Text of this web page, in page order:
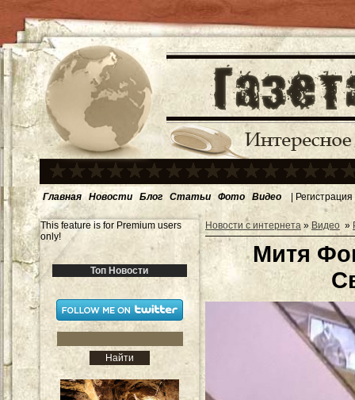
Главная Новости Блог Статьи Фото Видео | Регистрация
This feature is for Premium users
only!
Топ Новости
Новости с интернета » Видео »
Митя